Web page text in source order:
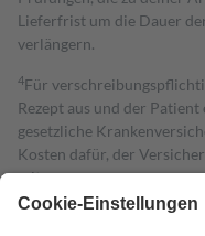
Lieferfrist um die Dauer
verlängern.
4Für
Rezept aus und der
gesetzliche
Kosten dafür, der
mit.
Grundsätzlich leisten